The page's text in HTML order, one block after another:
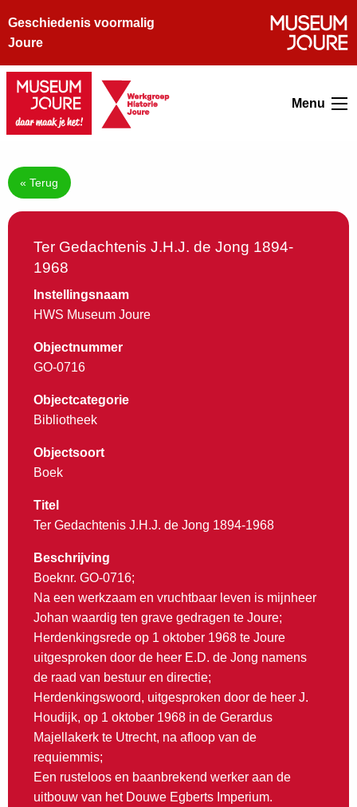
Geschiedenis voormalig
Joure
Menu
« Terug
Ter Gedachtenis J.H.J. de Jong 1894-
1968
Instellingsnaam
HWS Museum Joure
Objectnummer
GO-0716
Objectcategorie
Bibliotheek
Objectsoort
Boek
Titel
Ter Gedachtenis J.H.J. de Jong 1894-1968
Beschrijving
Boeknr. GO-0716;
Na een werkzaam en vruchtbaar leven is mijnheer
Johan waardig ten grave gedragen te Joure;
Herdenkingsrede op 1 oktober 1968 te Joure
uitgesproken door de heer E.D. de Jong namens
de raad van bestuur en directie;
Herdenkingswoord, uitgesproken door de heer J.
Houdijk, op 1 oktober 1968 in de Gerardus
Majellakerk te Utrecht, na afloop van de
requiemmis;
Een rusteloos en baanbrekend werker aan de
uitbouw van het Douwe Egberts Imperium.